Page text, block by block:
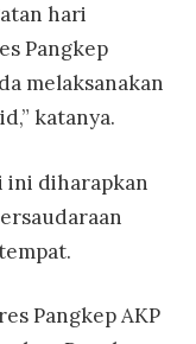
hari
Pangkep
melaksanakan
katanya.
ini diharapkan
Pangkep AKP